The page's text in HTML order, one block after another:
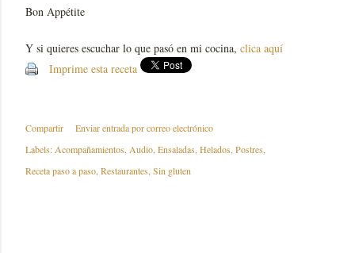
Bon Appétite
Y si quieres escuchar lo que pasó en mi cocina, clica aquí
Imprime esta receta
Compartir
Enviar entrada por correo electrónico
Labels:Acompañamientos Audio Ensaladas Helados Postres
Receta paso a paso Restaurantes Sin gluten